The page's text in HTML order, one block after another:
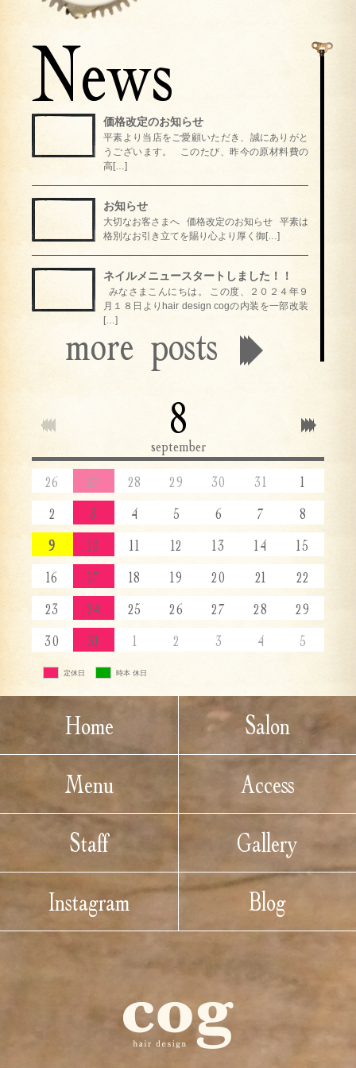
News
価格改定のお知らせ
平素より当店をご愛顧いただき、誠にありがと
うございます。 このたび、昨今の原材料費の
高[…]
お知らせ
大切なお客さまへ 価格改定のお知らせ 平素は
格別なお引き立てを賜り心より厚く御[…]
ネイルメニュースタートしました！！
みなさまこんにちは。 この度、２０２４年９
月１８日よりhair design cogの内装を一部改装
[…]
more posts
8
september
26
27 28 29 30 31
1
2
3 4 5 6 7
8
9
10 11 12 13 14
15
16
17 18 19 20 21
22
23
24 25 26 27 28
29
30
31 1 2 3 4 5
定休日 時本 休日
Home
Salon
Menu
Access
Staff
Gallery
Instagram
Blog